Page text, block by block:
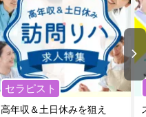
セラピスト
高年収＆土日休みを狙え